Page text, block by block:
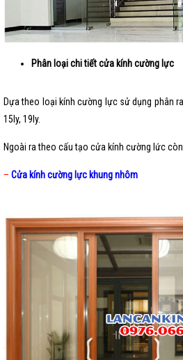
Phân loại chi tiết cửa kính cường lực
Dựa theo loại kính cường lực sử dụng phân
15ly, 19ly.
Ngoài ra theo cấu tạo cửa kính cường lức
– Cửa kính cường lực khung nhôm